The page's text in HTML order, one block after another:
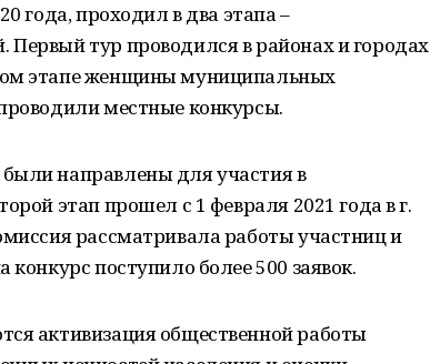
года, проходил в два этапа –
тур проводился в районах и городах
этапе женщины муниципальных
местные конкурсы.
направлены для участия в
этап прошел с 1 февраля 2021 года в г.
рассматривала работы участниц и
поступило более 500 заявок.
активизация общественной работы